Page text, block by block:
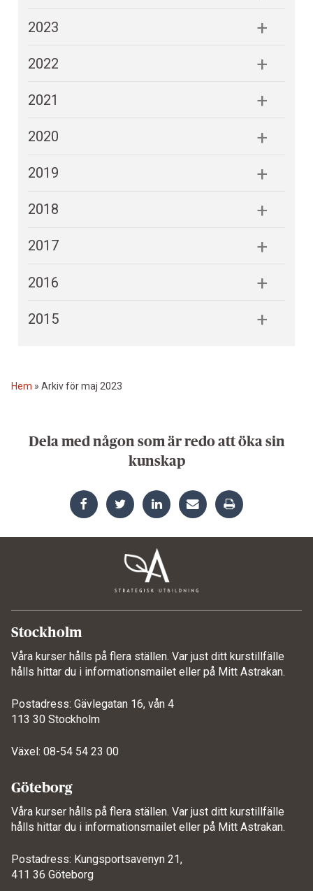
2023
2022
2021
2020
2019
2018
2017
2016
2015
Hem » Arkiv för maj 2023
Dela med någon som är redo att öka sin
kunskap
Stockholm
Våra kurser hålls på flera ställen. Var just ditt kurstillfälle
hålls hittar du i informationsmailet eller på Mitt Astrakan.
Postadress: Gävlegatan 16, vån 4
113 30 Stockholm
Växel: 08-54 54 23 00
Göteborg
Våra kurser hålls på flera ställen. Var just ditt kurstillfälle
hålls hittar du i informationsmailet eller på Mitt Astrakan.
Postadress: Kungsportsavenyn 21,
411 36 Göteborg